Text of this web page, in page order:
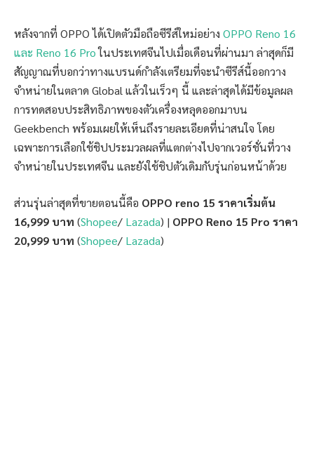
หลังจากที่ OPPO ได้เปิดตัวมือถือซีรีส์ใหม่อย่าง OPPO Reno 16
และ Reno 16 Proในประเทศจีนไปเมื่อเดือนที่ผ่านมา ล่าสุดก็มี
สัญญาณที่บอกว่าทางแบรนด์กำลังเตรียมที่จะนำซีรีส์นี้ออกวาง
จำหน่ายในตลาด Global แล้วในเร็วๆ นี้ และล่าสุดได้มีข้อมูลผล
การทดสอบประสิทธิภาพของตัวเครื่องหลุดออกมาบน
Geekbench พร้อมเผยให้เห็นถึงรายละเอียดที่น่าสนใจ โดย
เฉพาะการเลือกใช้ชิปประมวลผลที่แตกต่างไปจากเวอร์ชั่นที่วาง
จำหน่ายในประเทศจีน และยังใช้ชิปตัวเดิมกับรุ่นก่อนหน้าด้วย
ส่วนรุ่นล่าสุดที่ขายตอนนี้คือ OPPO reno 15 ราคาเริ่มต้น
16,999 บาท (Shopee/ Lazada) | OPPO Reno 15 Pro ราคา
20,999 บาท (Shopee/ Lazada)